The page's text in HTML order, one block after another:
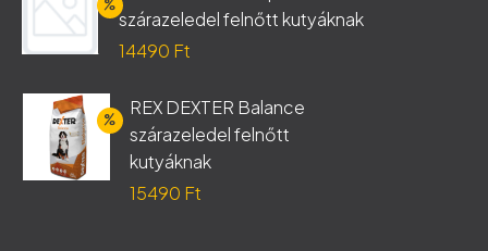
szárazeledel felnőtt kutyáknak
Original
was:
17050 Ft.
14490 Ft
price
is:
14490 Ft.
REX DEXTER Balance
szárazeledel felnőtt
kutyáknak
Original
15490 Ft